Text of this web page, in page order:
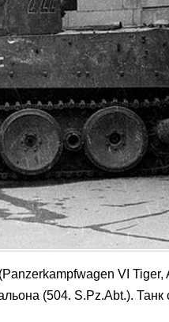
VI Tiger,
(504. S.Pz.Abt.).